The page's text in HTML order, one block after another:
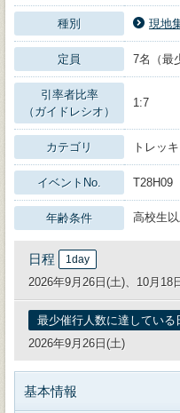
種別 現地
定員 7名（最
引率者比率
（ガイドレシオ）
1:7
カテゴリ トレッ
イベントNo. T28H09
年齢条件 高校生
日程 1day
2026年9月26日(土)、10月18
最少催行人数に達している
2026年9月26日(土)
基本情報